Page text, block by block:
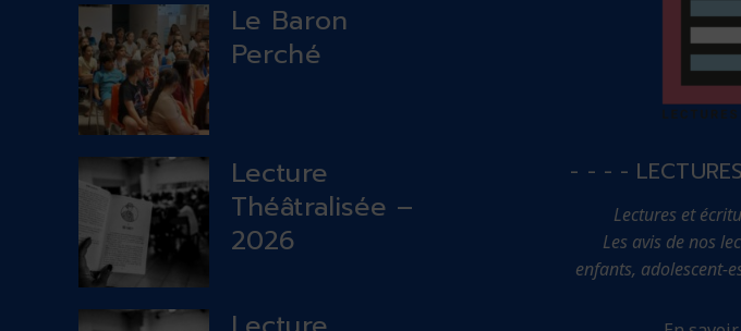
Le Baron
Perché
Lecture
Théâtralisée –
2026
- - - -
Lectures et
Les avis de nos
enfants, adolescent-